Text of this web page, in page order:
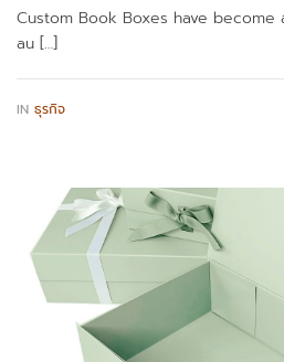
Custom Book Boxes have
au […]
IN ธุรกิจ